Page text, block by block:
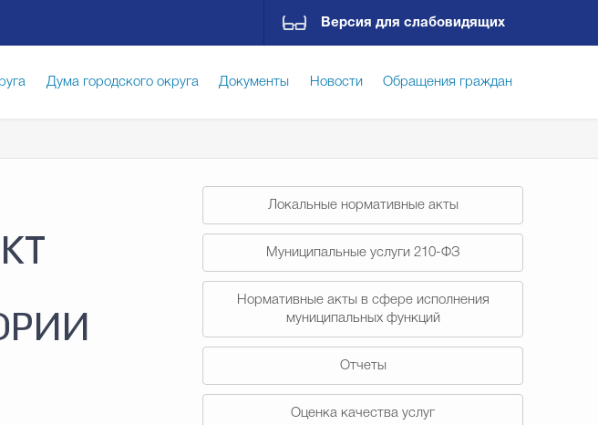
Версия для слабовидящих
Дума городского округа Документы Новости Обращения граждан
Городского округа Избирательная комиссия Гостям Городского округа
и землепользование Государственные организации информируют
Локальные нормативные акты
Муниципальные услуги 210-ФЗ
Нормативные акты в сфере исполнения
муниципальных функций
Отчеты
Оценка качества услуг